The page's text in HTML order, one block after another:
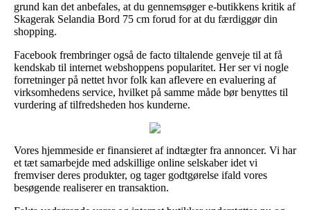
grund kan det anbefales, at du gennemsøger e-butikkens kritik af
Skagerak Selandia Bord 75 cm forud for at du færdiggør din
shopping.
Facebook frembringer også de facto tiltalende genveje til at få
kendskab til internet webshoppens popularitet. Her ser vi nogle
forretninger på nettet hvor folk kan aflevere en evaluering af
virksomhedens service, hvilket på samme måde bør benyttes til
vurdering af tilfredsheden hos kunderne.
Vores hjemmeside er finansieret af indtægter fra annoncer. Vi har
et tæt samarbejde med adskillige online selskaber idet vi
fremviser deres produkter, og tager godtgørelse ifald vores
besøgende realiserer en transaktion.